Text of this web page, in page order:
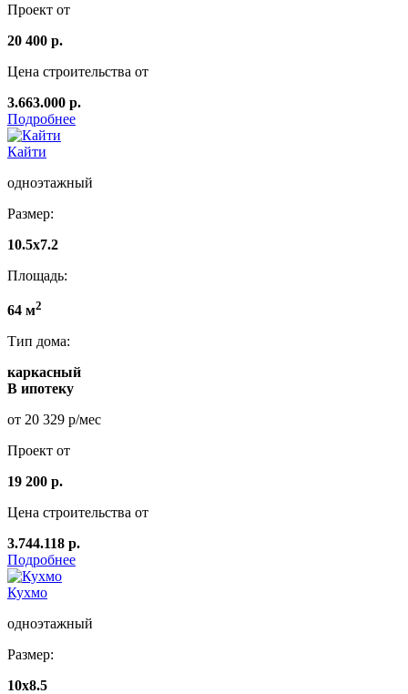
Проект от
20 400 р.
Цена строительства от
3.663.000 р.
Подробнее
Кайти
одноэтажный
Размер:
10.5х7.2
Площадь:
64 м2
Тип дома:
каркасный
В ипотеку
от 20 329 р/мес
Проект от
19 200 р.
Цена строительства от
3.744.118 р.
Подробнее
Кухмо
одноэтажный
Размер:
10х8.5